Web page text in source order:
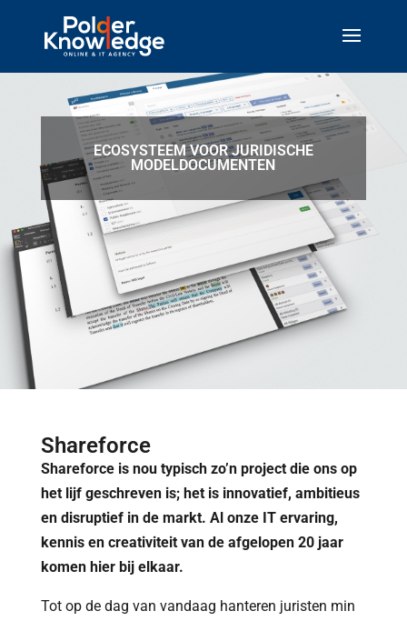
ECOSYSTEEM VOOR JURIDISCHE
MODELDOCUMENTEN
Shareforce
Shareforce is nou typisch zo’n project die ons op
het lijf geschreven is; het is innovatief, ambitieus
en disruptief in de markt. Al onze IT ervaring,
kennis en creativiteit van de afgelopen 20 jaar
komen hier bij elkaar.
Tot op de dag van vandaag hanteren juristen min